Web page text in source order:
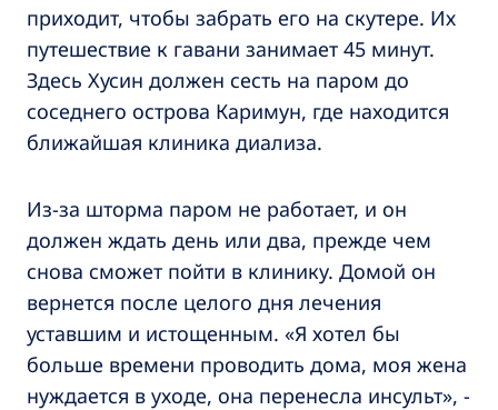
приходит, чтобы забрать его на скутере. Их
путешествие к гавани занимает 45 минут.
Здесь Хусин должен сесть на паром до
соседнего острова Каримун, где находится
ближайшая клиника диализа.
Из-за шторма паром не работает, и он
должен ждать день или два, прежде чем
снова сможет пойти в клинику. Домой он
вернется после целого дня лечения
уставшим и истощенным. «Я хотел бы
больше времени проводить дома, моя жена
нуждается в уходе, она перенесла инсульт», -